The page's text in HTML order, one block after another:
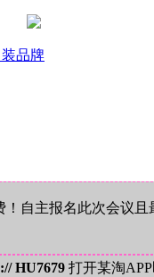
品牌
自主报名此次会议
HU7679 打开某淘APP